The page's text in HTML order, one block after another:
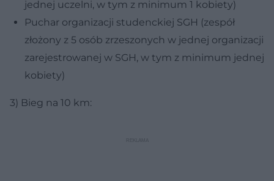
jednej uczelni, w tym z minimum 1 kobiety)
Puchar organizacji studenckiej SGH (zespół
złożony z 5 osób zrzeszonych w jednej organizacji
zarejestrowanej w SGH, w tym z minimum jednej
kobiety)
3) Bieg na 10 km: